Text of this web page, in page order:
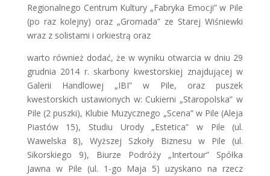
Regionalnego Centrum Kultury „Fabryka Emocji” w Pile
(po raz kolejny) oraz „Gromada” ze Starej Wiśniewki
wraz z solistami i orkiestrą oraz
warto również dodać, że w wyniku otwarcia w dniu 29
grudnia 2014 r. skarbony kwestorskiej znajdującej w
Galerii Handlowej „IBI” w Pile, oraz puszek
kwestorskich ustawionych w: Cukierni „Staropolska” w
Pile (2 puszki), Klubie Muzycznego „Scena” w Pile (Aleja
Piastów 15), Studiu Urody „Estetica” w Pile (ul.
Wawelska 8), Wyższej Szkoły Biznesu w Pile (ul.
Sikorskiego 9), Biurze Podróży „Intertour” Spółka
Jawna w Pile (ul. 1-go Maja 5) uzyskano na rzecz